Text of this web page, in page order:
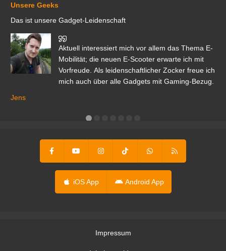
Unsere Geeks
Das ist unsere Gadget-Leidenschaft
Aktuell interessiert mich vor allem das Thema E-
Mobilität; die neuen E-Scooter erwarte ich mit
Vorfreude. Als leidenschaftlicher Zocker freue ich
mich auch über alle Gadgets mit Gaming-Bezug.
Jens
iOS App Android App
Impressum